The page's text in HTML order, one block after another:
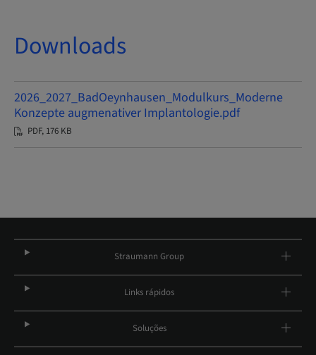
Downloads
2026_2027_BadOeynhausen_Modulkurs_Moderne
Konzepte augmenativer Implantologie.pdf
PDF, 176 KB
Straumann Group
Links rápidos
Soluções